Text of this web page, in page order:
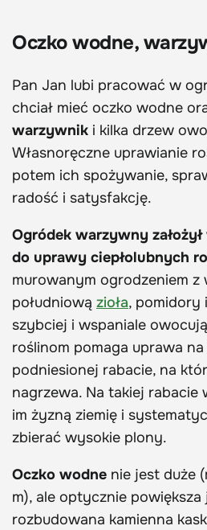
Oczko wodne,
Pan Jan lubi pracować w
chciał mieć oczko wodne
warzywnik i kilka drzew
Własnoręczne uprawianie
potem ich spożywanie,
radość i satysfakcję.
Ogródek warzywny
do uprawy ciepłolubnych
murowanym ogrodzeniem z
południową zioła, pomidory
szybciej i wspaniale
roślinom pomaga uprawa
podniesionej rabacie, na
nagrzewa. Na takiej
im żyzną ziemię i
zbierać wysokie plony.
Oczko wodne nie jest duże
m), ale optycznie powiększa
rozbudowana kamienna